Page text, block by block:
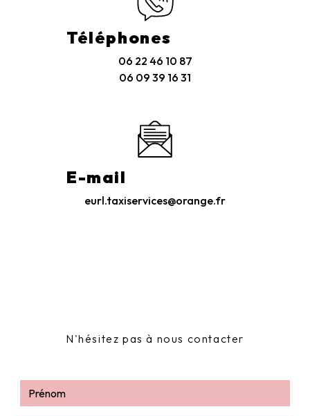
Téléphones
06 22 46 10 87
06 09 39 16 31
E-mail
eurl.taxiservices@orange.fr
N'hésitez pas à nous contacter